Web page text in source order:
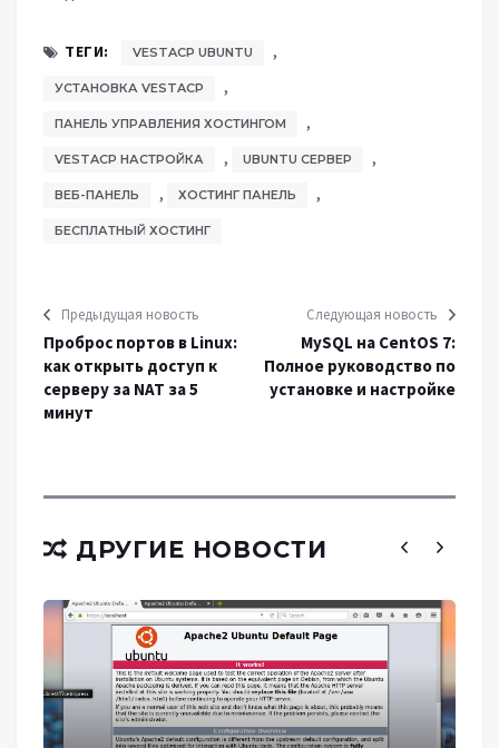
ТЕГИ: VESTACP UBUNTU ,
УСТАНОВКА VESTACP ,
ПАНЕЛЬ УПРАВЛЕНИЯ ХОСТИНГОМ ,
VESTACP НАСТРОЙКА , UBUNTU СЕРВЕР ,
ВЕБ-ПАНЕЛЬ , ХОСТИНГ ПАНЕЛЬ ,
БЕСПЛАТНЫЙ ХОСТИНГ
Предыдущая новость
Проброс портов в Linux:
как открыть доступ к
серверу за NAT за 5
минут
Следующая новость
MySQL на CentOS 7:
Полное руководство по
установке и настройке
ДРУГИЕ НОВОСТИ